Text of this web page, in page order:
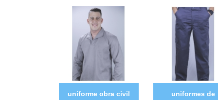
uniforme obra civil
uniformes de